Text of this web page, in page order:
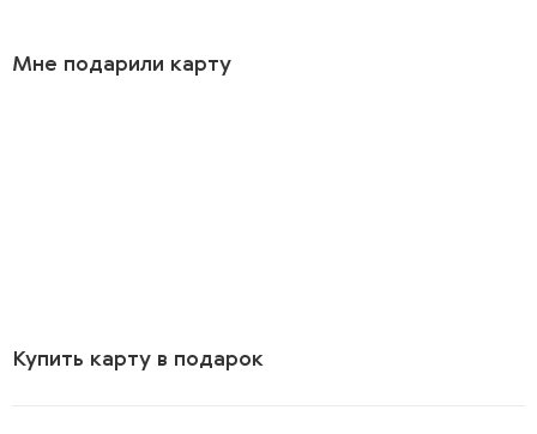
Мне подарили карту
Купить карту в подарок